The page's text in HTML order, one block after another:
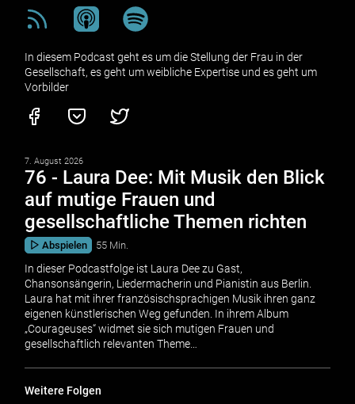
In diesem Podcast geht es um die Stellung der Frau in der
Gesellschaft, es geht um weibliche Expertise und es geht um
Vorbilder
7. August 2026
76 - Laura Dee: Mit Musik den Blick
auf mutige Frauen und
gesellschaftliche Themen richten
Abspielen 55 Min.
In dieser Podcastfolge ist Laura Dee zu Gast,
Chansonsängerin, Liedermacherin und Pianistin aus Berlin.
Laura hat mit ihrer französischsprachigen Musik ihren ganz
eigenen künstlerischen Weg gefunden. In ihrem Album
„Courageuses“ widmet sie sich mutigen Frauen und
gesellschaftlich relevanten Theme…
Weitere Folgen